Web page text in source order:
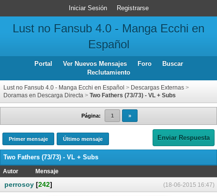
Iniciar Sesión Registrarse
Lust no Fansub 4.0 - Manga Ecchi en
Español
Portal Ver Nuevos Mensajes Foro
Buscar
Reclutamiento
Lust no Fansub 4.0 - Manga Ecchi en Español > Descargas Externas >
Doramas en Descarga Directa > Two Fathers (73/73) - VL + Subs
Página: 1 »
Primer mensaje Último mensaje Enviar Respuesta
Two Fathers (73/73) - VL + Subs
Autor
Mensaje
(18-06-2015 16:47)
perrosoy [242]